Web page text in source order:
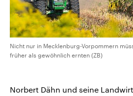
Nicht nur in Mecklenburg-Vorpommern
früher als gewöhnlich ernten (ZB)
Norbert Dähn und seine